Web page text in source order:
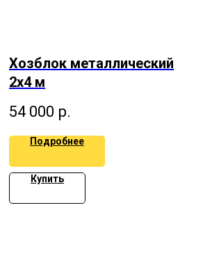
Хозблок металлический
2х4 м
54 000 р.
Подробнее
Купить